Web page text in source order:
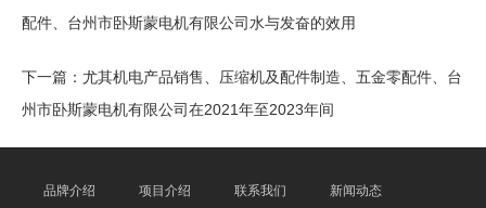
配件、台州市卧斯蒙电机有限公司水与发奋的效用
下一篇： 尤其机电产品销售、压缩机及配件制造、五金零配件、台
州市卧斯蒙电机有限公司在2021年至2023年间
品牌介绍 项目介绍 联系我们 新闻动态